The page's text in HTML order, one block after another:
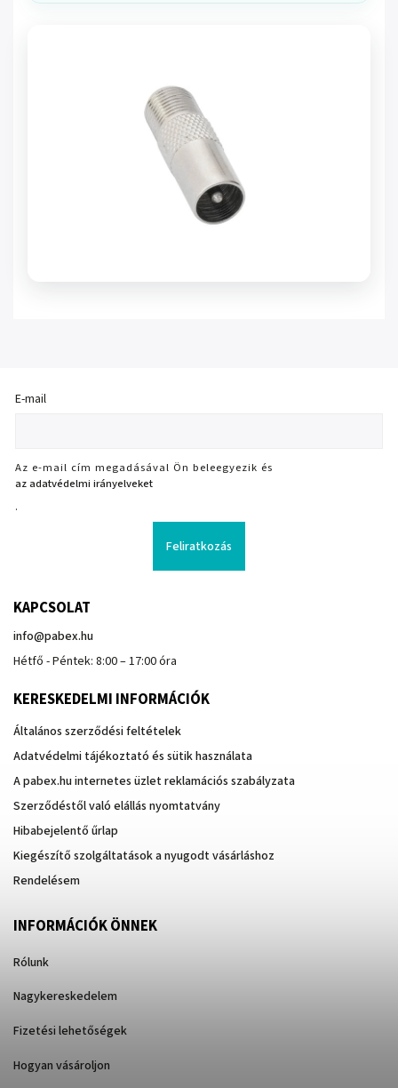
E-mail
Az e-mail cím megadásával Ön beleegyezik és
az adatvédelmi irányelveket
.
Feliratkozás
KAPCSOLAT
info@pabex.hu
Hétfő - Péntek: 8:00 – 17:00 óra
KERESKEDELMI INFORMÁCIÓK
Általános szerződési feltételek
Adatvédelmi tájékoztató és sütik használata
A pabex.hu internetes üzlet reklamációs szabályzata
Szerződéstől való elállás nyomtatvány
Hibabejelentő űrlap
Kiegészítő szolgáltatások a nyugodt vásárláshoz
Rendelésem
INFORMÁCIÓK ÖNNEK
Rólunk
Nagykereskedelem
Fizetési lehetőségek
Hogyan vásároljon